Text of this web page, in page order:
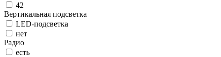
42
Вертикальная подсветка
LED-подсветка
нет
Радио
есть